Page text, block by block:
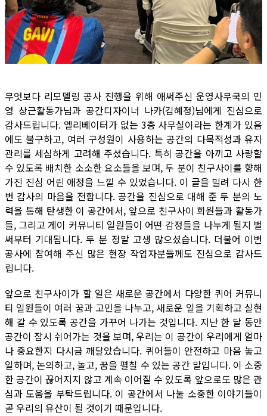
무엇보다 리모델링 공사 진행을 위해 애써주신 운영사무국의 민
영 상근활동가님과 공간디자이너 나카(김혜정)님에게 진심으로
감사드립니다. 엘리베이터가 없는 3층 사무실이라는 한계가 있음
에도 불구하고, 여러 구성원이 사용하는 공간의 다목적성과 유지
관리를 세심하게 고려해 주셨습니다. 특히 공간을 아끼고 사랑할
수 있도록 배치한 소소한 요소들을 보며, 두 분이 친구사이를 향해
가진 진심 어린 애정을 느낄 수 있었습니다. 이 글을 빌려 다시 한
번 감사의 마음을 전합니다. 공간을 진심으로 대해 준 두 분의 노
력을 통해 탄생한 이 공간에서, 앞으로 친구사이 회원들과 활동가
들, 그리고 게이 커뮤니티 일원들이 어떤 감정들을 나누게 될지 벌
써부터 기대됩니다. 두 분 정말 고생 많으셨습니다. 더불어 이번
공사에 참여해 주신 많은 현장 작업자분들께도 진심으로 감사드
립니다.
앞으로 친구사이가 할 일은 새로운 공간에서 다양한 퀴어 커뮤니
티 일원들이 여러 꿈과 고민을 나누고, 새로운 일을 기획하고 실현
해 갈 수 있도록 공간을 가꾸어 나가는 것입니다. 지난 한 달 동안
공간이 잠시 쉬어가는 것을 보며, 우리는 이 공간이 우리에게 얼마
나 중요한지 다시금 깨달았습니다. 퀴어들이 안전하고 마음 놓고
일하며, 논의하고, 놀고, 꿈을 펼칠 수 있는 공간 말입니다. 이 소중
한 공간이 끊어지지 않고 계속 이어질 수 있도록 앞으로도 많은 관
심과 도움을 부탁드립니다. 이 공간에서 나눌 소중한 이야기들이
곧 우리의 유산이 될 것이기 때문입니다.